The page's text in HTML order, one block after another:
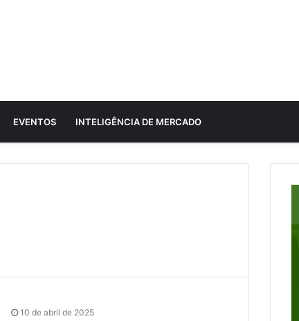
EVENTOS INTELIGÊNCIA DE MERCADO
10 de abril de 2025